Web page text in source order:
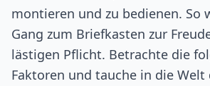
montieren und zu bedienen. So
Gang zum Briefkasten zur
lästigen Pflicht. Betrachte die
Faktoren und tauche in die Welt